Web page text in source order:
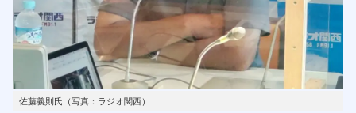
佐藤義則氏（写真：ラジオ関西）